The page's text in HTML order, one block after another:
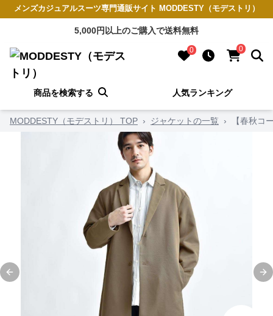
メンズカジュアルスーツ専門通販サイト MODDESTY（モデストリ）
5,000円以上のご購入で送料無料
0 0
商品を検索する 人気ランキング
MODDESTY（モデストリ） TOP › ジャケットの一覧 › 【春秋
Previous slide